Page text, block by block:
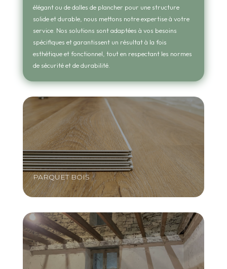
élégant ou de dalles de plancher pour une structure
solide et durable, nous mettons notre expertise à votre
service. Nos solutions sont adaptées à vos besoins
spécifiques et garantissent un résultat à la fois
esthétique et fonctionnel, tout en respectant les normes
de sécurité et de durabilité.
PARQUET BOIS